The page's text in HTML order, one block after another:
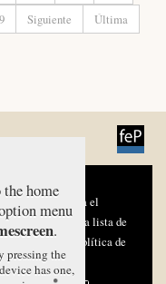
Siguiente Última
DE USO
DE DATOS
COOKIES
home
menu
.
pressing the
has one,
cookies:
de terceros para el
consultar la lista de
Ver nuestra Política de